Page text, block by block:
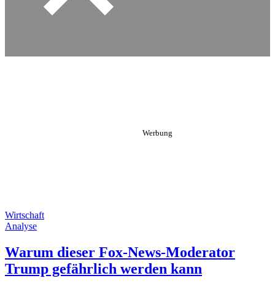
Wirtschaft
Analyse
Warum dieser Fox-News-Moderator
Trump gefährlich werden kann